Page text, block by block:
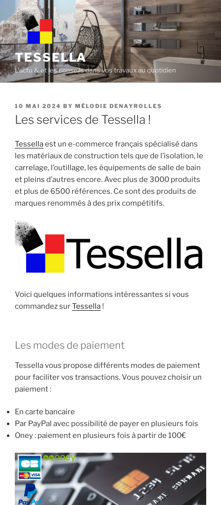
content
TESSELLA
L'actu & et les conseils dans vos travaux au quotidien
POSTED
ON
10 MAI 2024 BY MÉLODIE DENAYROLLES
Les services de Tessella !
Tessellaest un e-commerce français spécialisé dans
les matériaux de construction tels que de l’isolation, le
carrelage, l’outillage, les équipements de salle de bain
et pleins d’autres encore. Avec plus de 3000 produits
et plus de 6500 références. Ce sont des produits de
marques renommés à des prix compétitifs.
Voici quelques informations intéressantes si vous
commandez surTessella !
Les modes de paiement
Tessella vous propose différents modes de paiement
pour faciliter vos transactions. Vous pouvez choisir un
paiement :
En carte bancaire
Par PayPal avec possibilité de payer en plusieurs fois
Oney : paiement en plusieurs fois à partir de 100€